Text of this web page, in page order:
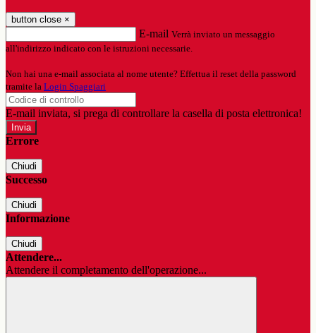
button close ×
E-mail Verrà inviato un messaggio
all'indirizzo indicato con le istruzioni necessarie.
Non hai una e-mail associata al nome utente? Effettua il reset della password
tramite la Login Spaggiari
E-mail inviata, si prega di controllare la casella di posta elettronica!
Errore
Chiudi
Successo
Chiudi
Informazione
Chiudi
Attendere...
Attendere il completamento dell'operazione...